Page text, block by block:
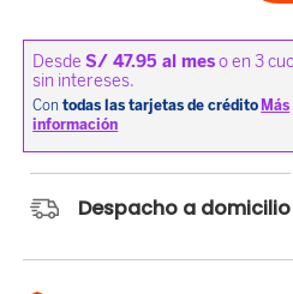
Despacho a domicilio